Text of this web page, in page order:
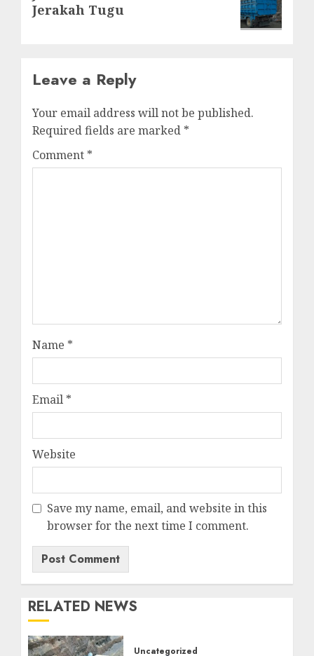
Jerakah Tugu
Leave a Reply
Your email address will not be published.
Required fields are marked *
Comment *
Name *
Email *
Website
Save my name, email, and website in this
browser for the next time I comment.
RELATED NEWS
Uncategorized